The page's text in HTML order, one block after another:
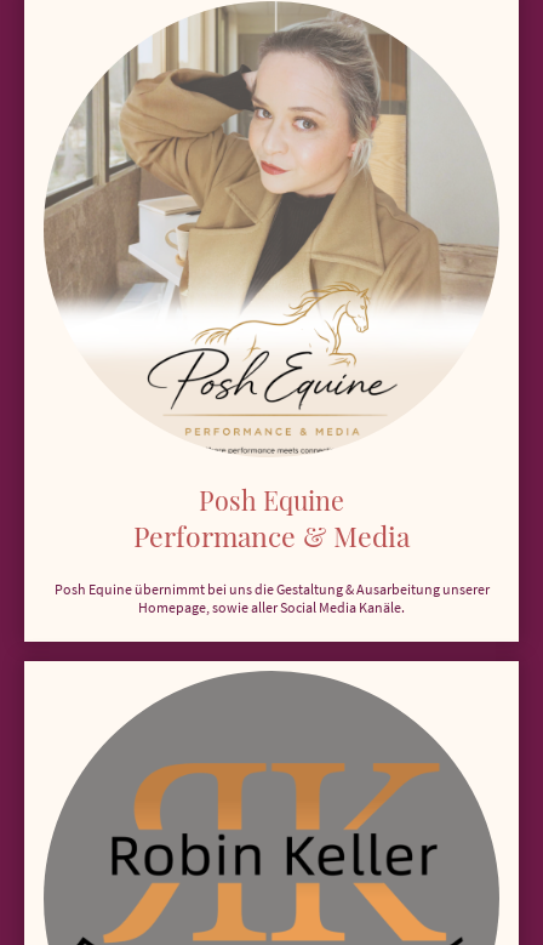
Posh Equine
Performance & Media
Posh Equine übernimmt bei uns die Gestaltung & Ausarbeitung unserer
Homepage, sowie aller Social Media Kanäle.